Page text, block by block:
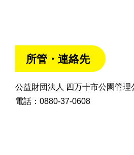
所管・連絡先
公益財団法人 四万十市公園管理
電話：0880-37-0608